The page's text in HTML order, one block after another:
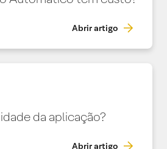
Abrir artigo
da aplicação?
Abrir artigo